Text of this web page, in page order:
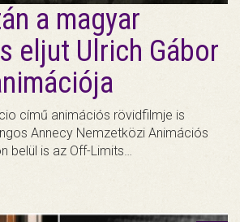
a magyar
eljut Ulrich Gábor
című animációs rövidfilmje is
Annecy Nemzetközi Animációs
belül is az Off-Limits…